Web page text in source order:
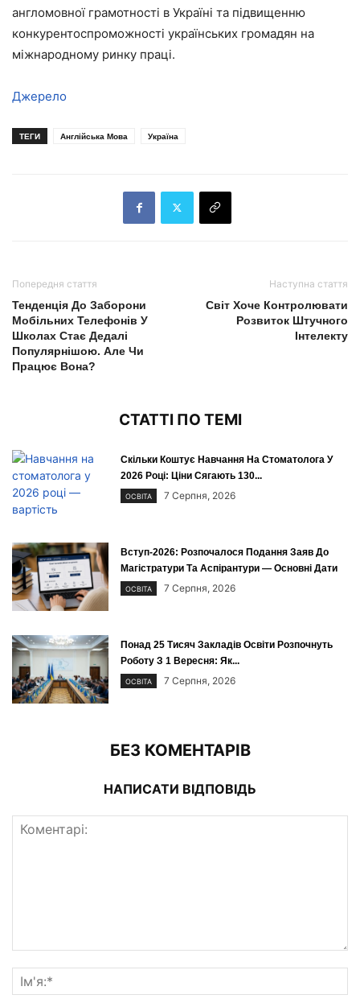
англомовної грамотності в Україні та підвищенню
конкурентоспроможності українських громадян на
міжнародному ринку праці.
Джерело
ТЕГИ Англійська Мова Україна
Попередня стаття
Тенденція До Заборони
Мобільних Телефонів У
Школах Стає Дедалі
Популярнішою. Але Чи
Працює Вона?
Наступна стаття
Світ Хоче Контролювати
Розвиток Штучного
Інтелекту
СТАТТІ ПО ТЕМІ
Скільки Коштує Навчання На Стоматолога У
2026 Році: Ціни Сягають 130...
ОСВІТА 7 Серпня, 2026
Вступ-2026: Розпочалося Подання Заяв До
Магістратури Та Аспірантури — Основні Дати
ОСВІТА 7 Серпня, 2026
Понад 25 Тисяч Закладів Освіти Розпочнуть
Роботу З 1 Вересня: Як...
ОСВІТА 7 Серпня, 2026
БЕЗ КОМЕНТАРІВ
НАПИСАТИ ВІДПОВІДЬ